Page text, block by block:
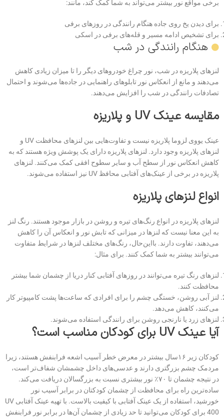
برخی مواقع نور بیشتر می‌تواند به شما کمک کند، مانند:
برای دیدن یخ روی جاده هنگام رانندگی در روزهای برفی
برای تشخیص ادامه مسیر و قله‌های برفی در اسکی
هنگام رانندگی در شب
لنزهای پلاریزه در شب، نور چراغ خودروهای دیگر را تا میزان زیادی کاهش
می‌دهند و مانع از انعکاس نور تابلوهای راهنمایی در جاده‌ها می‌شوند و احتمال
تصادفات رانندگی در شب را افزایش می‌دهند.
مقایسه عینکUV و پلاریزه
عینک یووی لزوما پلاریزه نیست و تفاوت‌هایی بین لنزهای محافظت UV و
لنزهای پلاریزه وجود دارد. لنزهای پلاریزه دارای یک پوشش ویژه هستند که به
کاهش انعکاس نور از سطح آب و سایر سطوح افقی کمک می‌کنند. لنزهای
پلاریزه در برخی از عینک‌های آفتابی محافظ UV نیز استفاده می‌شوند.
انواع لنزهای پلاریزه
لنزهای پلاریزه در انواع رنگ‌های تیره و روشن در بازار موجود هستند. رنگ لنز
به این معنا نیست که لنزها در میزانی که تابش نور و انعکاس آن را کاهش
می‌دهند، تفاوت دارند. بااین‌حال، رنگ‌های مختلف‌ لنزها در شرایط متفاوت
می‌توانند بیشتر به شما کمک کنند. برای مثال:
لنزهای رنگ تیره می‌توانند در روزهای آفتابی کنار دریا از چشمان شما بیشتر
محافظت کنند.
لنز آبی روشن، خستگی چشم را برای افرادی که ساعت‌ها پشت کامپیوتر کار
می‌کنند، کاهش می‌دهد.
لنزهای زرد یا نارنجی روشن برای رانندگی استفاده می‌شوند.
آیا عینکUV برای کودکان مناسب است؟
کودکان زیر ۱۶سال بیشتر در معرض خطر آسیب اشعه فرابنفش هستند، زیرا
مردمک چشم بزرگتری دارند و عدسی‌های داخل چشمشان شفاف‌تر است،
در نتیجه چشمان تا ۷۰٪ نور بیشتری نسبت به بزرگسالان دریافت می‌کند.
‌ساده‌ترین راه برای محافظت از چشمان کودکتان در برابر آسیب نور
خورشید، استفاده از یک عینک آفتابی با کیفیت بالاست. با تهیه عینک آفتابی UV
400 برای کودکان می‎‌توانید تا حد زیادی از چشمان آن‌ها در برابر نور فرابنفش